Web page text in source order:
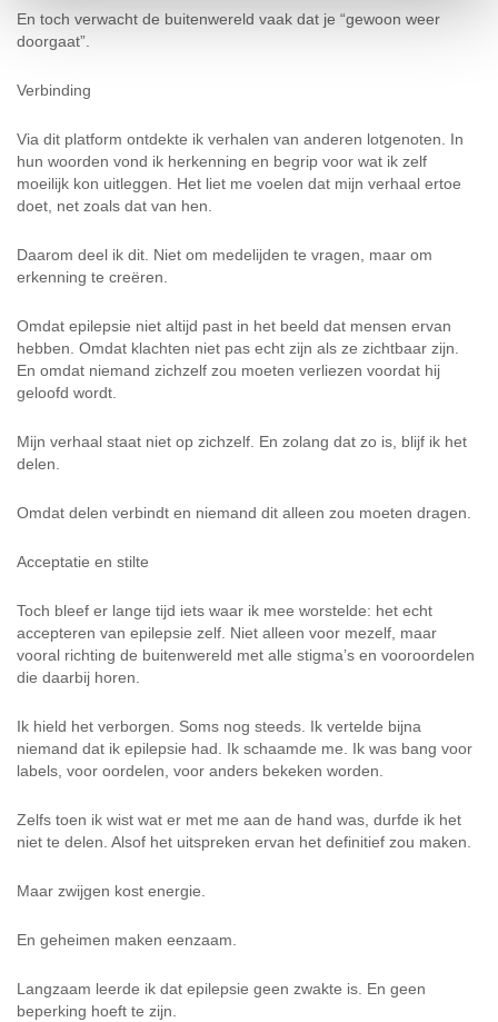
En toch verwacht de buitenwereld vaak dat je “gewoon weer
doorgaat”.
Verbinding
Via dit platform ontdekte ik verhalen van anderen lotgenoten. In
hun woorden vond ik herkenning en begrip voor wat ik zelf
moeilijk kon uitleggen. Het liet me voelen dat mijn verhaal ertoe
doet, net zoals dat van hen.
Daarom deel ik dit. Niet om medelijden te vragen, maar om
erkenning te creëren.
Omdat epilepsie niet altijd past in het beeld dat mensen ervan
hebben. Omdat klachten niet pas echt zijn als ze zichtbaar zijn.
En omdat niemand zichzelf zou moeten verliezen voordat hij
geloofd wordt.
Mijn verhaal staat niet op zichzelf. En zolang dat zo is, blijf ik het
delen.
Omdat delen verbindt en niemand dit alleen zou moeten dragen.
Acceptatie en stilte
Toch bleef er lange tijd iets waar ik mee worstelde: het echt
accepteren van epilepsie zelf. Niet alleen voor mezelf, maar
vooral richting de buitenwereld met alle stigma’s en vooroordelen
die daarbij horen.
Ik hield het verborgen. Soms nog steeds. Ik vertelde bijna
niemand dat ik epilepsie had. Ik schaamde me. Ik was bang voor
labels, voor oordelen, voor anders bekeken worden.
Zelfs toen ik wist wat er met me aan de hand was, durfde ik het
niet te delen. Alsof het uitspreken ervan het definitief zou maken.
Maar zwijgen kost energie.
En geheimen maken eenzaam.
Langzaam leerde ik dat epilepsie geen zwakte is. En geen
beperking hoeft te zijn.